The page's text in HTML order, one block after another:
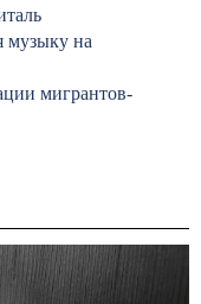
музыку на
мигрантов-